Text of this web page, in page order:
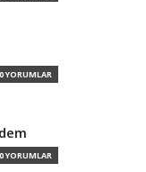
0 YORUMLAR
0 YORUMLAR